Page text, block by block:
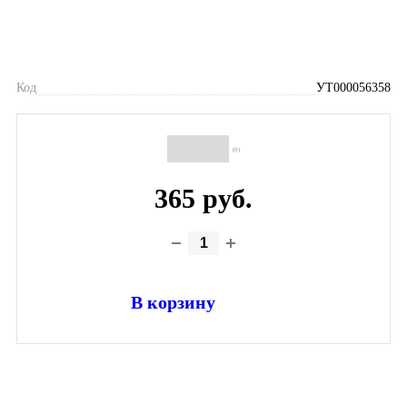
Код УТ000056358
(0)
365 руб.
В корзину